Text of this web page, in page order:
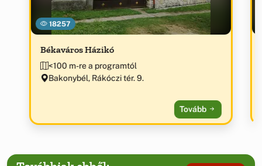
18257
Békaváros Házikó
<100 m-re a programtól
Bakonybél, Rákóczi tér. 9.
Tovább